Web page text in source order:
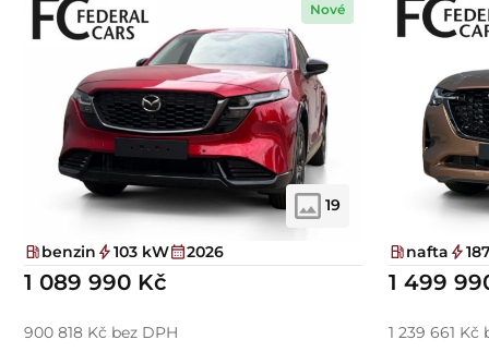
19
Nové
benzin 103 kW 2026
1 089 990 Kč
900 818 Kč bez DPH
nafta
1 499
1 239 661 Kč